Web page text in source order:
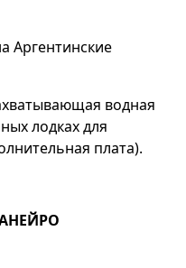
Аргентинские
водная
лодках для
плата).